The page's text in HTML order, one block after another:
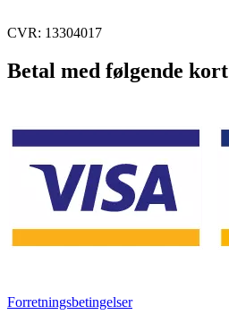
CVR: 13304017
Betal med følgende kort
Forretningsbetingelser